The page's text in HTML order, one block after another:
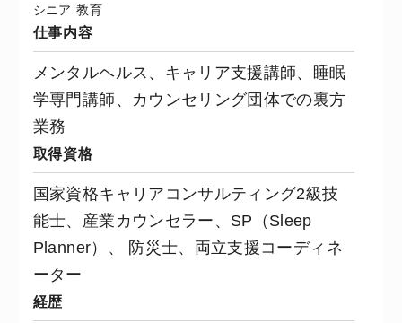
シニア 教育
仕事内容
メンタルヘルス、キャリア支援講師、睡眠
学専門講師、カウンセリング団体での裏方
業務
取得資格
国家資格キャリアコンサルティング2級技
能士、産業カウンセラー、SP（Sleep
Planner）、 防災士、両立支援コーディネ
ーター
経歴